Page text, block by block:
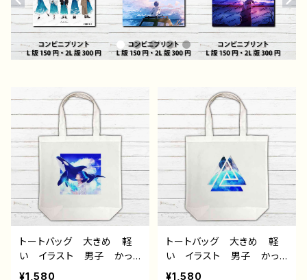
トートバッグ 大きめ 軽
い イラスト 男子 かっ
こいい イケメン クー
¥1,580
トートバッグ 大きめ 軽
い イラスト 男子 かっ
こいい イケメン クー
¥1,580